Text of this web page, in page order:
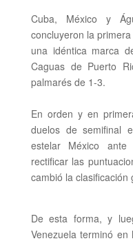
Cuba, México y
concluyeron la
una idéntica marca
Caguas de Puerto
palmarés de 1-3.
En orden y en
duelos de semifinal
estelar México ante
rectificar las
cambió la clasificación
De esta forma, y
Venezuela terminó